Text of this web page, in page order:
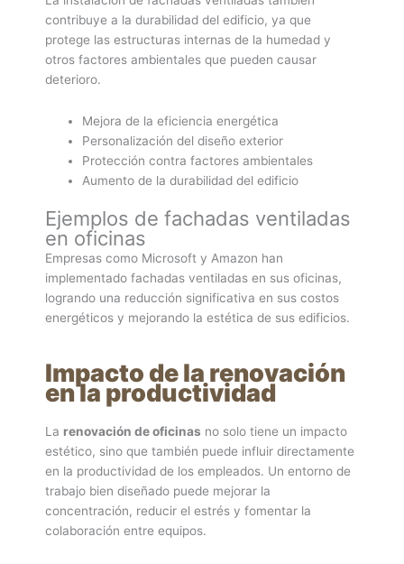
contribuye a la durabilidad del edificio, ya que
protege las estructuras internas de la humedad y
otros factores ambientales que pueden causar
deterioro.
Mejora de la eficiencia energética
Personalización del diseño exterior
Protección contra factores ambientales
Aumento de la durabilidad del edificio
Ejemplos de fachadas ventiladas
en oficinas
Empresas como Microsoft y Amazon han
implementado fachadas ventiladas en sus oficinas,
logrando una reducción significativa en sus costos
energéticos y mejorando la estética de sus edificios.
Impacto de la renovación
en la productividad
La renovación de oficinas no solo tiene un impacto
estético, sino que también puede influir directamente
en la productividad de los empleados. Un entorno de
trabajo bien diseñado puede mejorar la
concentración, reducir el estrés y fomentar la
colaboración entre equipos.